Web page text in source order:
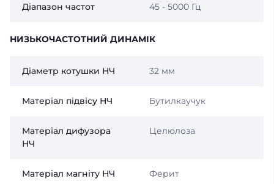
Діапазон частот 45 - 5000 Гц
НИЗЬКОЧАСТОТНИЙ ДИНАМІК
Діаметр котушки НЧ 32 мм
Матеріал підвісу НЧ Бутилкаучук
Матеріал дифузора
НЧ
Целюлоза
Матеріал магніту НЧ Ферит